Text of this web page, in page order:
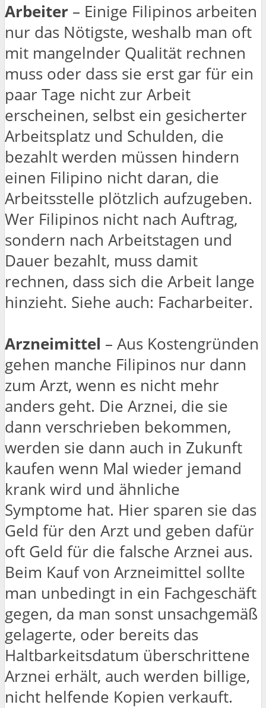
Arbeiter – Einige Filipinos arbeiten
nur das Nötigste, weshalb man oft
mit mangelnder Qualität rechnen
muss oder dass sie erst gar für ein
paar Tage nicht zur Arbeit
erscheinen, selbst ein gesicherter
Arbeitsplatz und Schulden, die
bezahlt werden müssen hindern
einen Filipino nicht daran, die
Arbeitsstelle plötzlich aufzugeben.
Wer Filipinos nicht nach Auftrag,
sondern nach Arbeitstagen und
Dauer bezahlt, muss damit
rechnen, dass sich die Arbeit lange
hinzieht. Siehe auch: Facharbeiter.
Arzneimittel – Aus Kostengründen
gehen manche Filipinos nur dann
zum Arzt, wenn es nicht mehr
anders geht. Die Arznei, die sie
dann verschrieben bekommen,
werden sie dann auch in Zukunft
kaufen wenn Mal wieder jemand
krank wird und ähnliche
Symptome hat. Hier sparen sie das
Geld für den Arzt und geben dafür
oft Geld für die falsche Arznei aus.
Beim Kauf von Arzneimittel sollte
man unbedingt in ein Fachgeschäft
gegen, da man sonst unsachgemäß
gelagerte, oder bereits das
Haltbarkeitsdatum überschrittene
Arznei erhält, auch werden billige,
nicht helfende Kopien verkauft.